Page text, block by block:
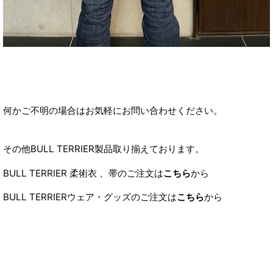
何かご不明の場合はお気軽にお問い合わせください。
その他BULL TERRIER製品取り揃えております。
BULL TERRIER 柔術衣 、帯のご注文はこちらから
BULL TERRIERウェア・グッズのご注文はこちらから